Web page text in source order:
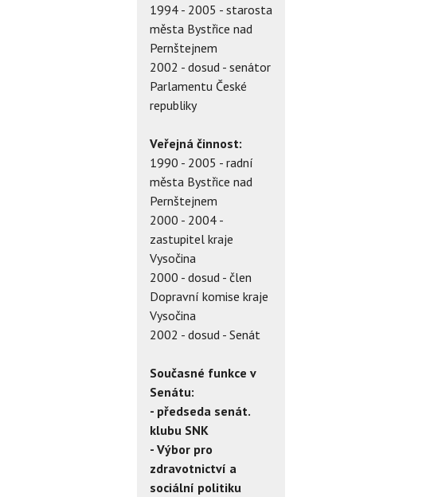
1994 - 2005 - starosta
města Bystřice nad
Pernštejnem
2002 - dosud - senátor
Parlamentu České
republiky
Veřejná činnost:
1990 - 2005 - radní
města Bystřice nad
Pernštejnem
2000 - 2004 -
zastupitel kraje
Vysočina
2000 - dosud - člen
Dopravní komise kraje
Vysočina
2002 - dosud - Senát
Současné funkce v
Senátu:
- předseda senát.
klubu SNK
- Výbor pro
zdravotnictví a
sociální politiku